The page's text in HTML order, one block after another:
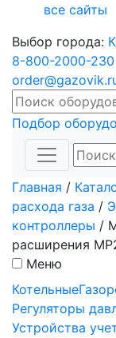
все сайты
Выбор города:
8-800-2000-230
Подбор
Главная /
расхода газа /
контроллеры /
расширения
Меню
Котельные
Регуляторы
Устройства